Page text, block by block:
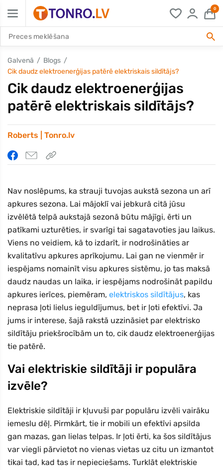
0
Galvenā
Blogs
Cik daudz elektroenerģijas patērē elektriskais sildītājs?
Cik daudz elektroenerģijas
patērē elektriskais sildītājs?
Roberts | Tonro.lv
Nav noslēpums, ka strauji tuvojas aukstā sezona un arī
apkures sezona. Lai mājoklī vai jebkurā citā jūsu
izvēlētā telpā aukstajā sezonā būtu mājīgi, ērti un
patīkami uzturēties, ir svarīgi tai sagatavoties jau laikus.
Viens no veidiem, kā to izdarīt, ir nodrošināties ar
kvalitatīvu apkures aprīkojumu. Lai gan ne vienmēr ir
iespējams nomainīt visu apkures sistēmu, jo tas maksā
daudz naudas un laika, ir iespējams nodrošināt papildu
apkures ierīces, piemēram, elektriskos sildītājus, kas
neprasa ļoti lielus ieguldījumus, bet ir ļoti efektīvi. Ja
jums ir interese, šajā rakstā uzzināsiet par elektrisko
sildītāju priekšrocībām un to, cik daudz elektroenerģijas
tie patērē.
Vai elektriskie sildītāji ir populāra
izvēle?
Elektriskie sildītāji ir kļuvuši par populāru izvēli vairāku
iemeslu dēļ. Pirmkārt, tie ir mobili un efektīvi apsilda
gan mazas, gan lielas telpas. Ir ļoti ērti, ka šos sildītājus
var viegli pārvietot no vienas vietas uz citu un izmantot
tikai tad, kad tas ir nepieciešams. Turklāt elektriskie